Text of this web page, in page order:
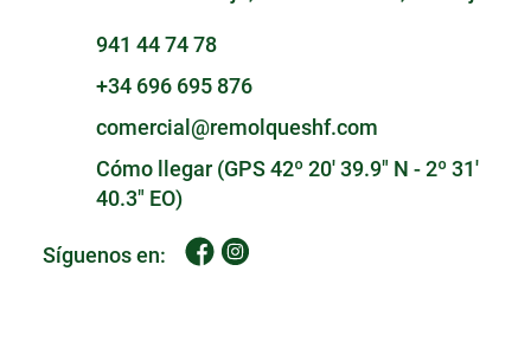
941 44 74 78
+34 696 695 876
comercial@remolqueshf.com
Cómo llegar (GPS 42º 20' 39.9" N - 2º 31'
40.3" EO)
Síguenos en: